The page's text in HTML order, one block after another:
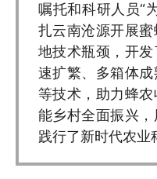
嘱托和科研人员“
扎云南沧源开展
地技术瓶颈，开
速扩繁、多箱体
等技术，助力蜂
能乡村全面振兴，
践行了新时代农业